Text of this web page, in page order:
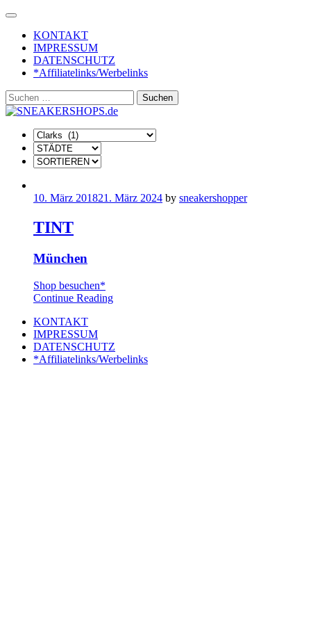
Skip
contentKONTAKT
IMPRESSUM
DATENSCHUTZ
*Affiliatelinks/Werbelinks
Suchen
nach:
10. März 201821. März 2024 by sneakershopper
TINT
München
Shop besuchen*
Continue Reading
KONTAKT
IMPRESSUM
DATENSCHUTZ
*Affiliatelinks/Werbelinks